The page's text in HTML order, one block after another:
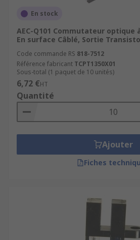
En stock
AEC-Q101 Commutateur optique
En surface Câblé, Sortie
Code commande RS 818-7512
Référence fabricant TCPT1350X01
Sous-total (1 paquet de 10 unités)
6,72 €HT
Quantité
Ajouter
Fiches